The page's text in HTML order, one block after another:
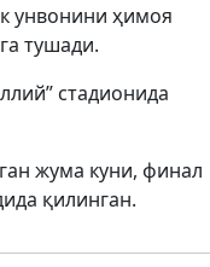
унвонини ҳимоя
тушади.
стадионида
жума куни, финал
қилинган.